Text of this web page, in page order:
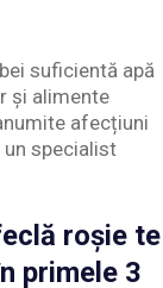
suficientă apă
și alimente
afecțiuni
specialist
roșie te
primele 3